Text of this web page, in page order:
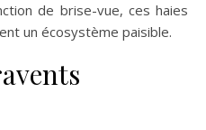
de brise-vue, ces haies
un écosystème paisible.